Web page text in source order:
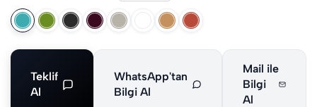
Teklif
Al
WhatsApp'tan
Bilgi Al
Mail ile
Bilgi
Al